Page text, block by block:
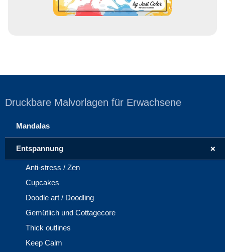
Druckbare Malvorlagen für Erwachsene
Mandalas
+
Entspannung
Anti-stress / Zen
Cupcakes
Doodle art / Doodling
Gemütlich und Cottagecore
Thick outlines
Keep Calm